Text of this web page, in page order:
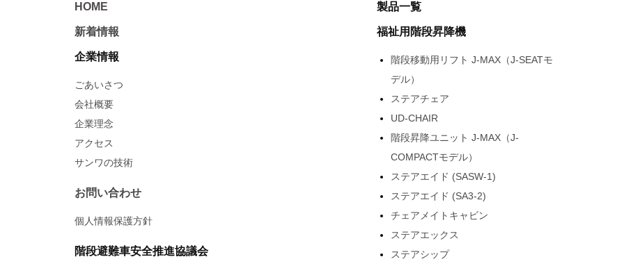
HOME
新着情報
企業情報
ごあいさつ
会社概要
企業理念
アクセス
サンワの技術
お問い合わせ
個人情報保護方針
階段避難車安全推進協議会
製品一覧
福祉用階段昇降機
階段移動用リフト J-MAX（J-SEATモ
デル）
ステアチェア
UD-CHAIR
階段昇降ユニット J-MAX（J-
COMPACTモデル）
ステアエイド (SASW-1)
ステアエイド (SA3-2)
チェアメイトキャビン
ステアエックス
ステアシップ